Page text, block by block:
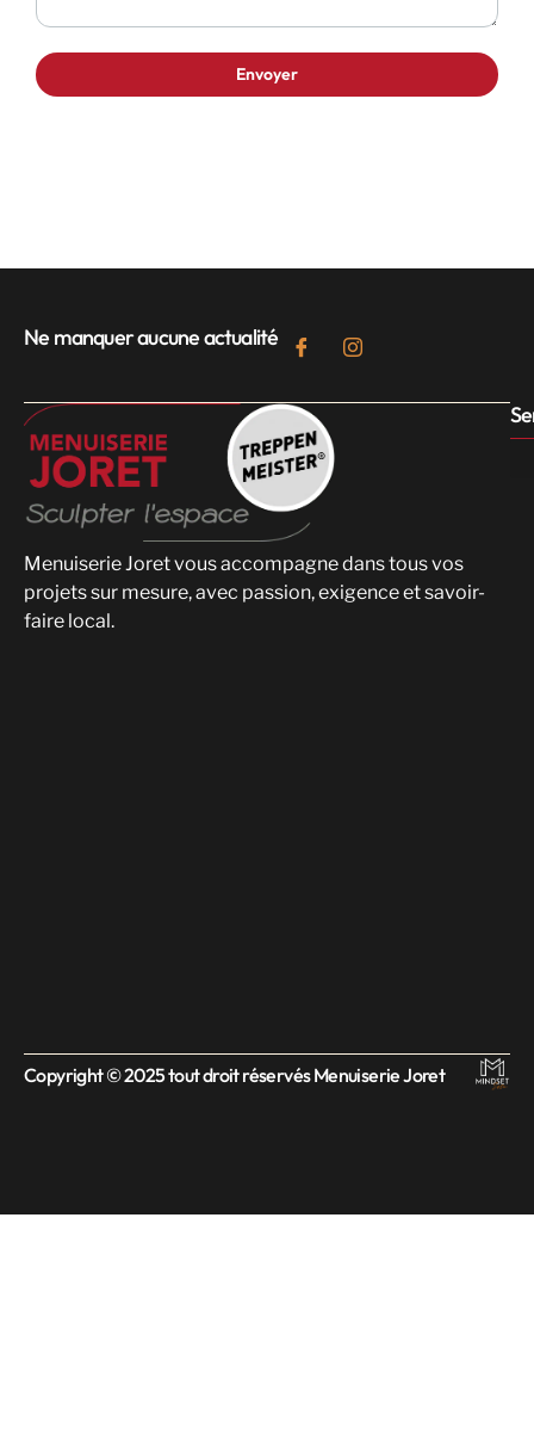
Ne manquer aucune actualité
Menuiserie Joret vous accompagne dans tous vos
projets sur mesure, avec passion, exigence et savoir-
faire local.
Copyright © 2025 tout droit réservés Menuiserie Joret